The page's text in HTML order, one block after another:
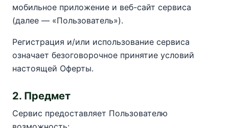
мобильное приложение и веб-сайт сервиса
(далее — «Пользователь»).
Регистрация и/или использование сервиса
означает безоговорочное принятие условий
настоящей Оферты.
2. Предмет
Сервис предоставляет Пользователю